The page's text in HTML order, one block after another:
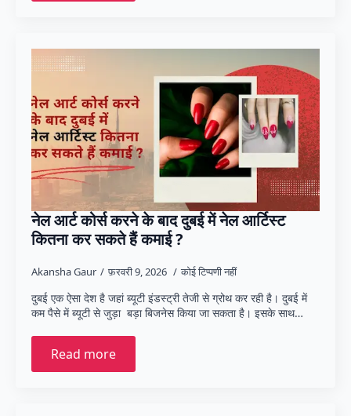
नेल आर्ट कोर्स करने के बाद दुबई में नेल आर्टिस्ट
कितना कर सकते हैं कमाई ?
Akansha Gaur फ़रवरी 9, 2026 कोई टिप्पणी नहीं
दुबई एक ऐसा देश है जहां ब्यूटी इंडस्ट्री तेजी से ग्रोथ कर रही है। दुबई में
कम पैसे में ब्यूटी से जुड़ा बड़ा बिजनेस किया जा सकता है। इसके साथ…
Read more